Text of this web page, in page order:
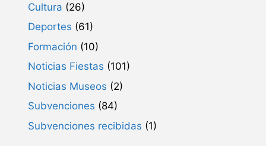
Cultura (26)
Deportes (61)
Formación (10)
Noticias Fiestas (101)
Noticias Museos (2)
Subvenciones (84)
Subvenciones recibidas (1)